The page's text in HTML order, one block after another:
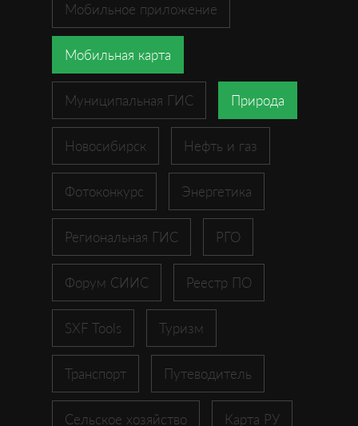
Мобильное приложение
Мобильная карта
Муниципальная ГИС Природа
Новосибирск Нефть и газ
Фотоконкурс Энергетика
Региональная ГИС РГО
Форум СИИС Реестр ПО
SXF Tools Туризм
Транспорт Путеводитель
Сельское хозяйство Карта РУ